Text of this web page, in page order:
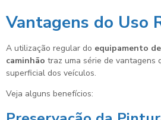
Vantagens do Uso
A utilização regular do equipamento
caminhão traz uma série de vantagens
superficial dos veículos.
Veja alguns benefícios: